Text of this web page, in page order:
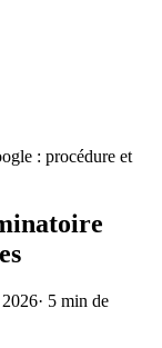
: procédure et
· 5 min de